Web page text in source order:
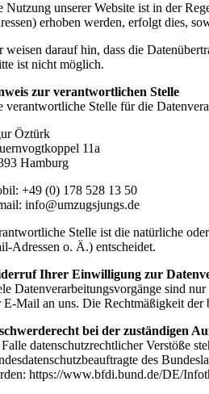
Nutzung unserer Website ist in der
erhoben werden, erfolgt dies,
weisen darauf hin, dass die
ist nicht möglich.
zur verantwortlichen Stelle
verantwortliche Stelle für die
Öztürk
11a
Hamburg
+49 (0) 178 528 13 50
info@umzugsjungs.de
Stelle ist die natürliche
Adressen o. Ä.) entscheidet.
Ihrer Einwilligung zur
Datenverarbeitungsvorgänge sind
E-Mail an uns. Die Rechtmäßigkeit
bei der zuständigen
datenschutzrechtlicher Verstöße
des
https://www.bfdi.bund.de/DE/